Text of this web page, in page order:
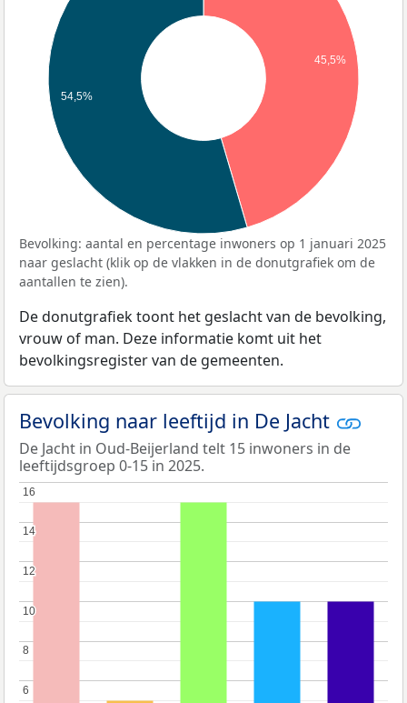
45,5%
54,5%
Bevolking: aantal en percentage inwoners op 1 januari 2025
naar geslacht (klik op de vlakken in de donutgrafiek om de
aantallen te zien).
De donutgrafiek toont het geslacht van de bevolking,
vrouw of man. Deze informatie komt uit het
bevolkingsregister van de gemeenten.
Bevolking naar leeftijd in De Jacht
De Jacht in Oud-Beijerland telt 15 inwoners in de
leeftijdsgroep 0-15 in 2025.
6
6
8
8
10
10
12
12
14
14
16
16